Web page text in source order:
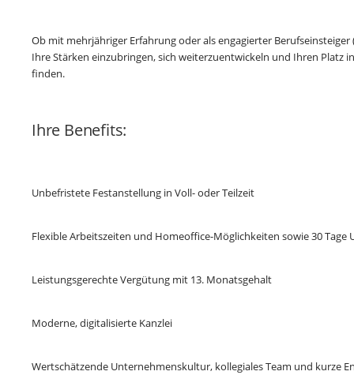
Ob mit mehrjähriger Erfahrung oder als engagierter
Ihre Stärken einzubringen, sich weiterzuentwickeln und Ihren Platz
finden.
Ihre Benefits:
Unbefristete Festanstellung in Voll- oder Teilzeit
Flexible Arbeitszeiten und Homeoffice-Möglichkeiten sowie 30 Tage
Leistungsgerechte Vergütung mit 13. Monatsgehalt
Moderne, digitalisierte Kanzlei
Wertschätzende Unternehmenskultur, kollegiales Team und kurze